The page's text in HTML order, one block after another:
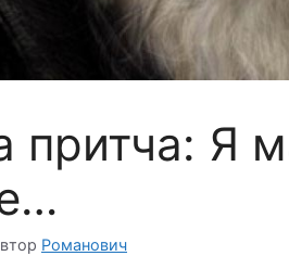
притча: Я
Романович